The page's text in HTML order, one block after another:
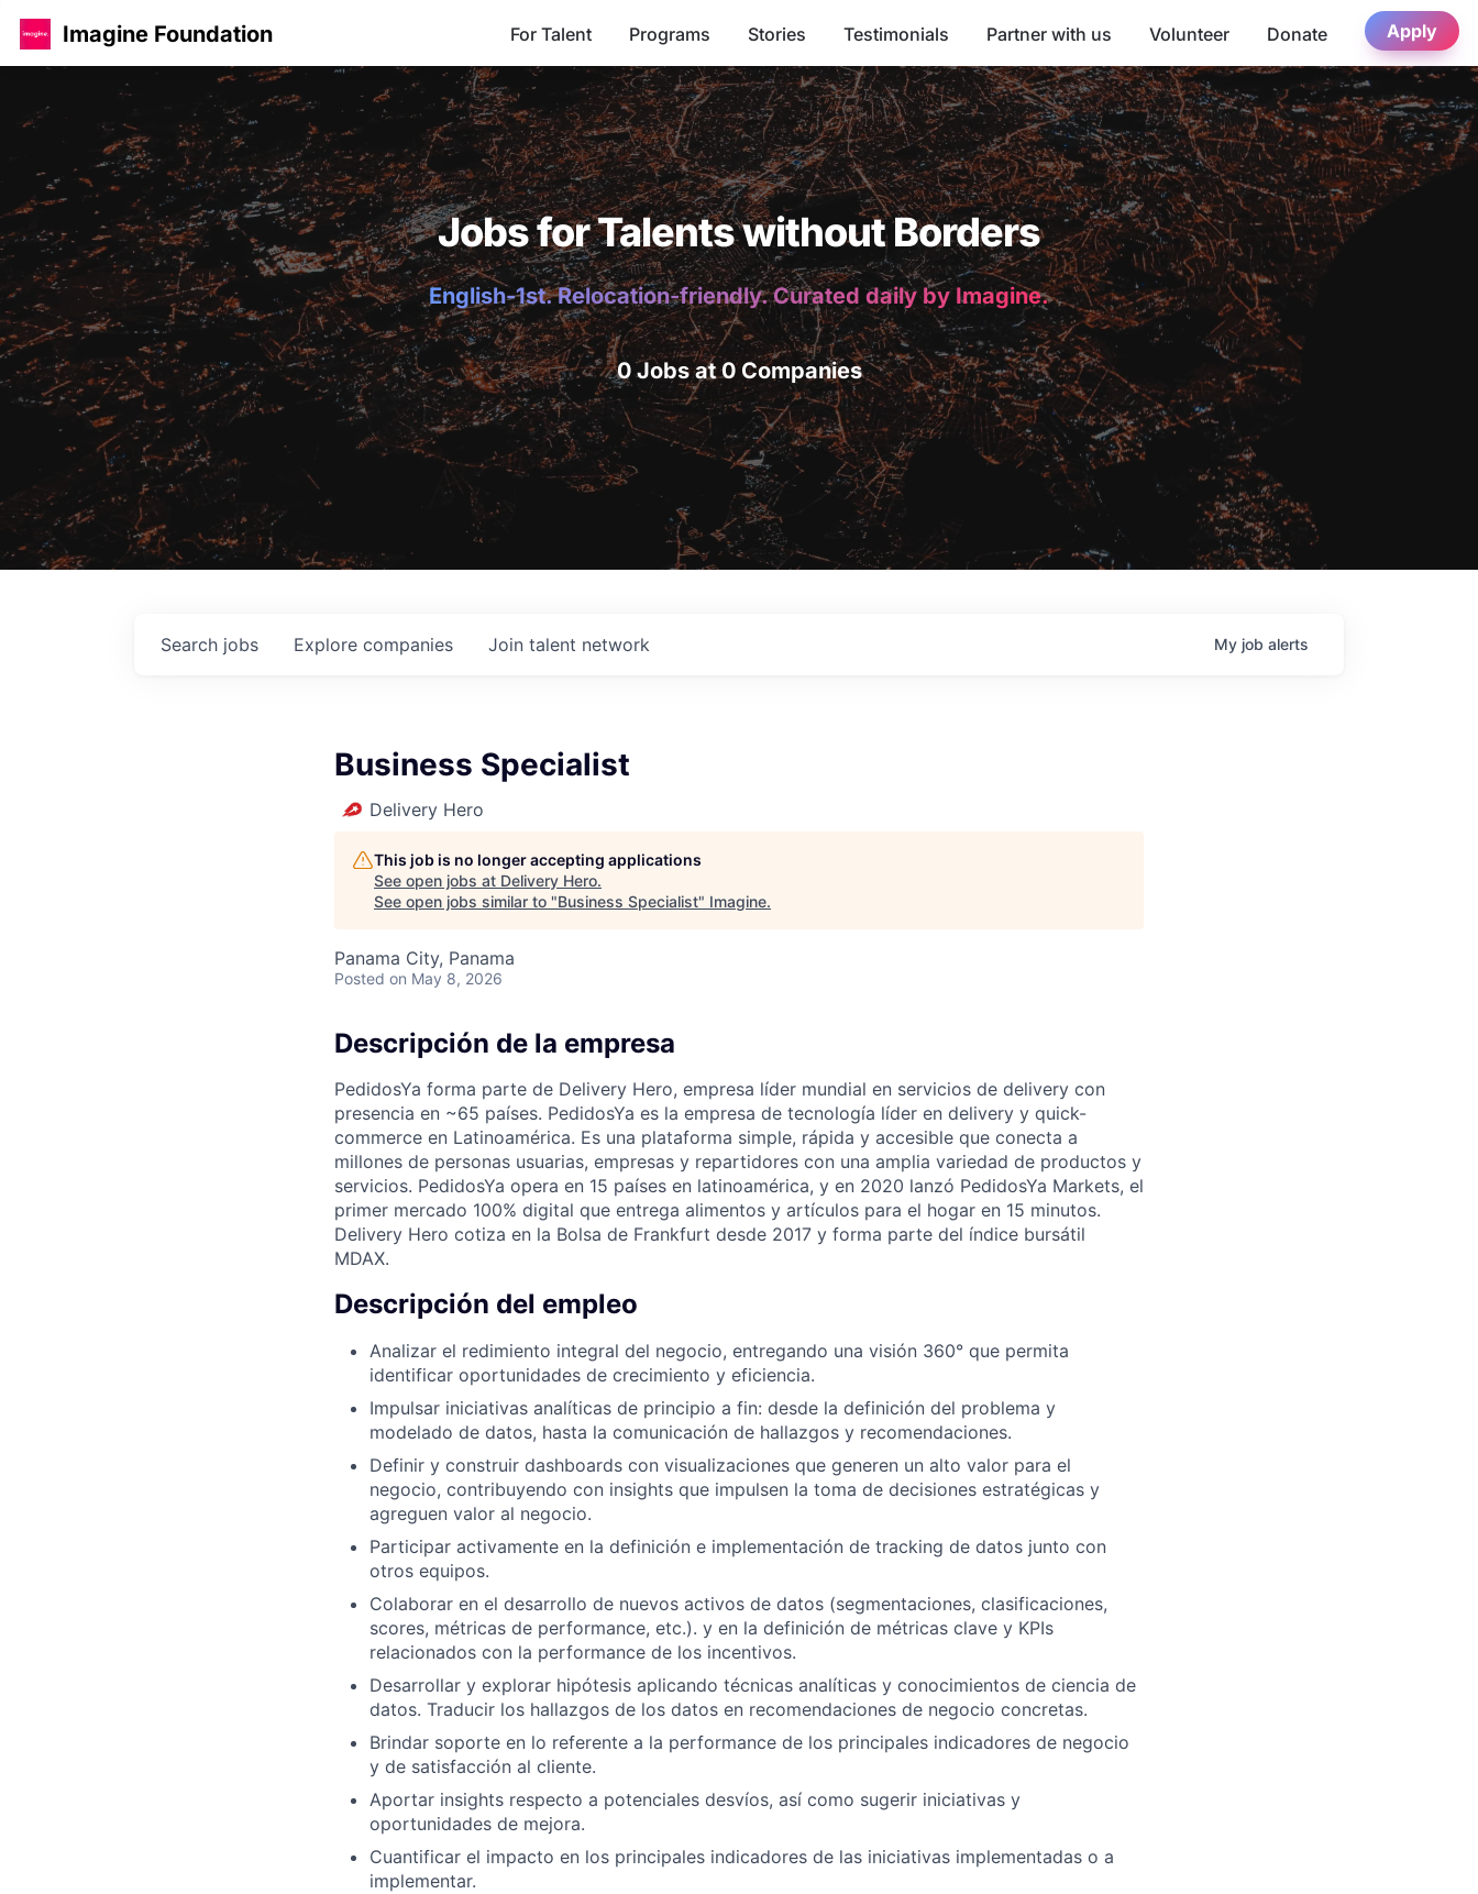
Imagine Foundation For Talent Programs Stories Testimonials Partner with us Volunteer Donate Apply
Jobs for Talents without Borders
English-1st. Relocation-friendly. Curated daily by Imagine.
0 Jobs at 0 Companies
Search jobs Explore companies Join talent network My job alerts
Business Specialist
Delivery Hero
This job is no longer accepting applications
See open jobs at Delivery Hero.
See open jobs similar to "Business Specialist" Imagine.
Panama City, Panama
Posted on May 8, 2026
Descripción de la empresa
PedidosYa forma parte de Delivery Hero, empresa líder mundial en servicios de delivery con
presencia en ~65 países. PedidosYa es la empresa de tecnología líder en delivery y quick-
commerce en Latinoamérica. Es una plataforma simple, rápida y accesible que conecta a
millones de personas usuarias, empresas y repartidores con una amplia variedad de productos y
servicios. PedidosYa opera en 15 países en latinoamérica, y en 2020 lanzó PedidosYa Markets, el
primer mercado 100% digital que entrega alimentos y artículos para el hogar en 15 minutos.
Delivery Hero cotiza en la Bolsa de Frankfurt desde 2017 y forma parte del índice bursátil
MDAX.
Descripción del empleo
Analizar el redimiento integral del negocio, entregando una visión 360° que permita
identificar oportunidades de crecimiento y eficiencia.
Impulsar iniciativas analíticas de principio a fin: desde la definición del problema y
modelado de datos, hasta la comunicación de hallazgos y recomendaciones.
Definir y construir dashboards con visualizaciones que generen un alto valor para el
negocio, contribuyendo con insights que impulsen la toma de decisiones estratégicas y
agreguen valor al negocio.
Participar activamente en la definición e implementación de tracking de datos junto con
otros equipos.
Colaborar en el desarrollo de nuevos activos de datos (segmentaciones, clasificaciones,
scores, métricas de performance, etc.). y en la definición de métricas clave y KPIs
relacionados con la performance de los incentivos.
Desarrollar y explorar hipótesis aplicando técnicas analíticas y conocimientos de ciencia de
datos. Traducir los hallazgos de los datos en recomendaciones de negocio concretas.
Brindar soporte en lo referente a la performance de los principales indicadores de negocio
y de satisfacción al cliente.
Aportar insights respecto a potenciales desvíos, así como sugerir iniciativas y
oportunidades de mejora.
Cuantificar el impacto en los principales indicadores de las iniciativas implementadas o a
implementar.